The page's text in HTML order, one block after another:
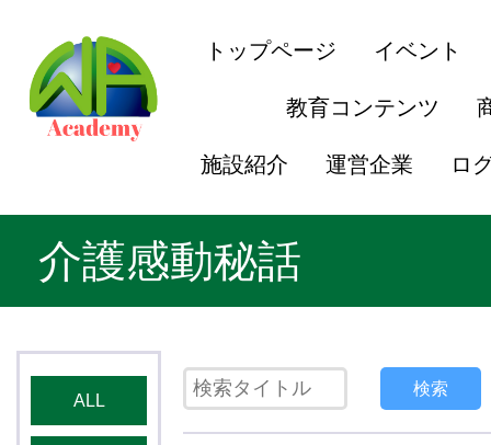
トップページ イベント
教育コンテンツ
施設紹介 運営企業 ロ
介護感動秘話
ALL
検索